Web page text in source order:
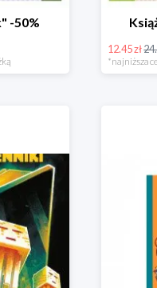
-50%
12.45 zł
*najniższa